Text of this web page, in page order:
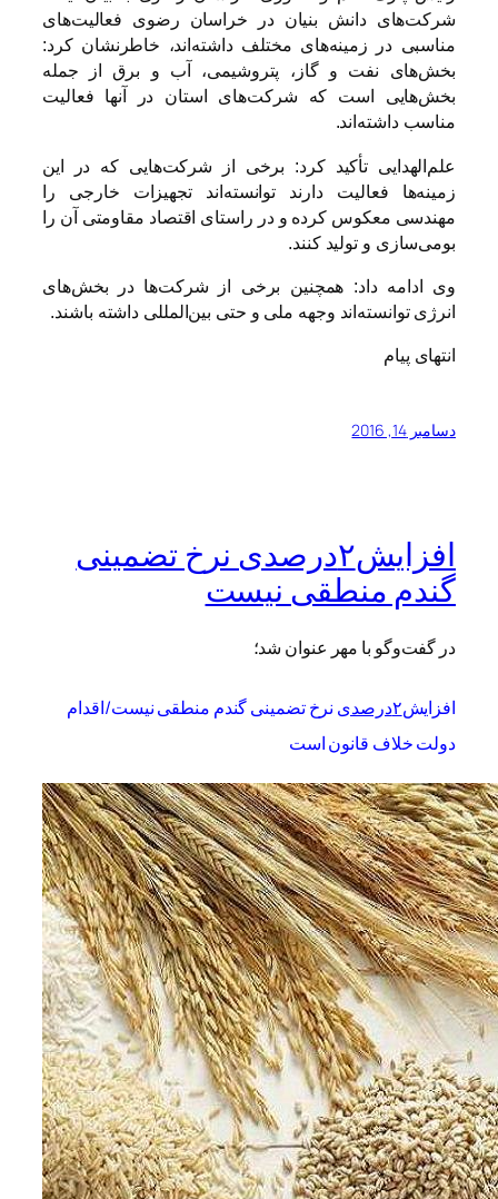
شرکت‌های دانش بنیان در خراسان رضوی فعالیت‌های
مناسبی در زمینه‌های مختلف داشته‌اند، خاطرنشان کرد:
بخش‌های نفت و گاز، پتروشیمی، آب و برق از جمله
بخش‌هایی است که شرکت‌های استان در آنها فعالیت
مناسب داشته‌اند.
علم‌الهدایی تأکید کرد: برخی از شرکت‌هایی که در این
زمینه‌ها فعالیت دارند توانسته‌اند تجهیزات خارجی را
مهندسی معکوس کرده و در راستای اقتصاد مقاومتی آن را
بومی‌سازی و تولید کنند.
وی ادامه داد: همچنین برخی از شرکت‌ها در بخش‌های
انرژی توانسته‌اند وجهه ملی و حتی بین‌المللی داشته باشند.
انتهای پیام
دسامبر 14, 2016
افزایش۲درصدی نرخ تضمینی
گندم منطقی نیست
در گفت‌وگو با مهر عنوان شد؛
افزایش۲درصدی
نرخ تضمینی گندم منطقی نیست/اقدام
دولت خلاف قانون است